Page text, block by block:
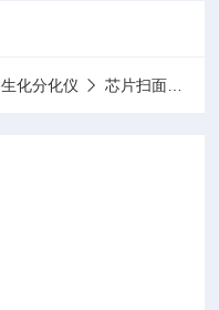
生化分化仪 芯片扫面议